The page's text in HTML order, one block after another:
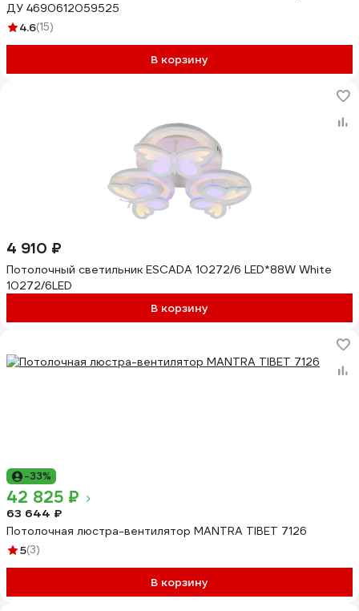
ДУ 4690612059525
4.6(15)
В корзину
4 910 ₽
Потолочный светильник ESCADA 10272/6 LED*88W White
10272/6LED
В корзину
-33%
42 825 ₽
63 644 ₽
Потолочная люстра-вентилятор MANTRA TIBET 7126
5(3)
В корзину